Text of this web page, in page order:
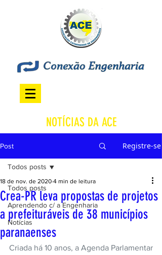
NOTÍCIAS DA ACE
Post Registre-se
Todos posts
Aprendendo c/ a Engenharia
Notícias
Todos posts
Crea-PR leva propostas de projetos
a prefeituráveis de 38 municípios
paranaenses
18 de nov. de 2020 4 min de leitura
Criada há 10 anos, a Agenda Parlamentar